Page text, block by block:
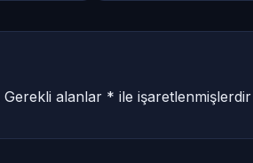
Gerekli alanlar * ile işaretlenmişlerdir